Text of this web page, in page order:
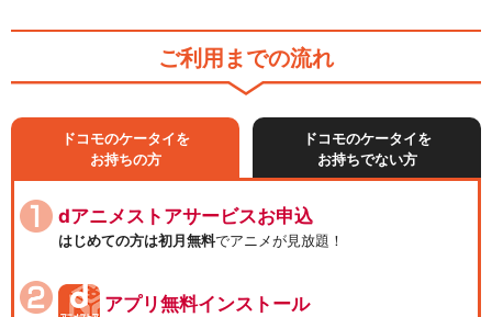
ご利用までの流れ
ドコモのケータイを
お持ちの方
ドコモのケータイを
お持ちでない方
dアニメストアサービスお申込
はじめての方は初月無料でアニメが見放題！
アプリ無料インストール